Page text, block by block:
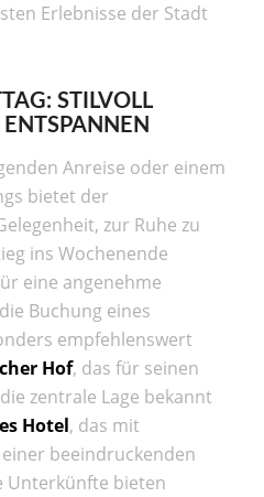
Erlebnisse der Stadt
STILVOLL
Anreise oder einem
bietet der
zur Ruhe zu
ins Wochenende
eine angenehme
Buchung eines
empfehlenswert
Hof, das für seinen
zentrale Lage bekannt
Hotel, das mit
beeindruckenden
Unterkünfte bieten